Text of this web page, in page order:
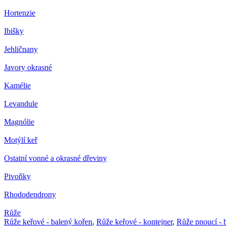
Hortenzie
Ibišky
Jehličnany
Javory okrasné
Kamélie
Levandule
Magnólie
Motýlí keř
Ostatní vonné a okrasné dřeviny
Pivoňky
Rhododendrony
Růže
Růže keřové - balený kořen, Růže keřové - kontejner, Růže pnoucí -